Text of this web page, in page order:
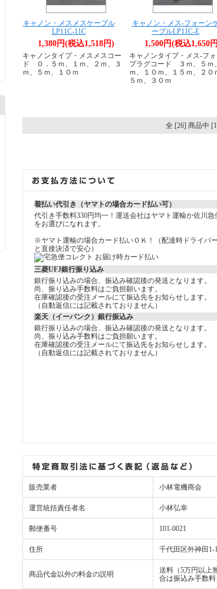
キャノン・メスメスケーブル
LP11C-11C
1,380円(税込1,518円)
キャノンタイプ・メスメスコー
ド ０．５ｍ、１ｍ、２ｍ、３
ｍ、５ｍ、１０ｍ
キャノン・メス-フォーン
ーブルLP11C-E
1,500円(税込1,650
キャノンタイプ・メス-フ
プラグコード ３ｍ、５ｍ
ｍ、１０ｍ、１５ｍ、２０
５ｍ、３０ｍ
全 [26] 商品中
着払い代引き（ヤマトの場合カード払い可）
代引き手数料330円均一！運送会社はヤマト運輸か佐川急
をお選びになれます。
※ヤマト運輸の場合カード払いＯＫ！（配達時ドライバー
と直接決済で安心）
三菱UFJ銀行振り込み
銀行振り込みの場合、振込み確認後の発送となります。
尚、振り込み手数料はご負担願います。
在庫確認後の受注メールにて振込先をお知らせします。
（自動返信には記載されておりません）
楽天（イーバンク）銀行振込み
銀行振り込みの場合、振込み確認後の発送となります。
尚、振り込み手数料はご負担願います。
在庫確認後の受注メールにて振込先をお知らせします。
（自動返信には記載されておりません）
販売業者 小林電機商会
運営統括責任者名 小林弘幸
郵便番号 101-0021
住所 千代田区外神田1-
商品代金以外の料金の説明
送料（5万円以上
合は振込み手数料